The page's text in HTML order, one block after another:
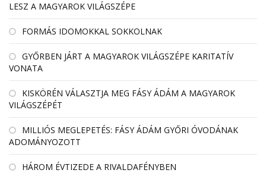
LESZ A MAGYAROK VILÁGSZÉPE
FORMÁS IDOMOKKAL SOKKOLNAK
GYŐRBEN JÁRT A MAGYAROK VILÁGSZÉPE KARITATÍV
VONATA
KISKÖRÉN VÁLASZTJA MEG FÁSY ÁDÁM A MAGYAROK
VILÁGSZÉPÉT
MILLIÓS MEGLEPETÉS: FÁSY ÁDÁM GYŐRI ÓVODÁNAK
ADOMÁNYOZOTT
HÁROM ÉVTIZEDE A RIVALDAFÉNYBEN